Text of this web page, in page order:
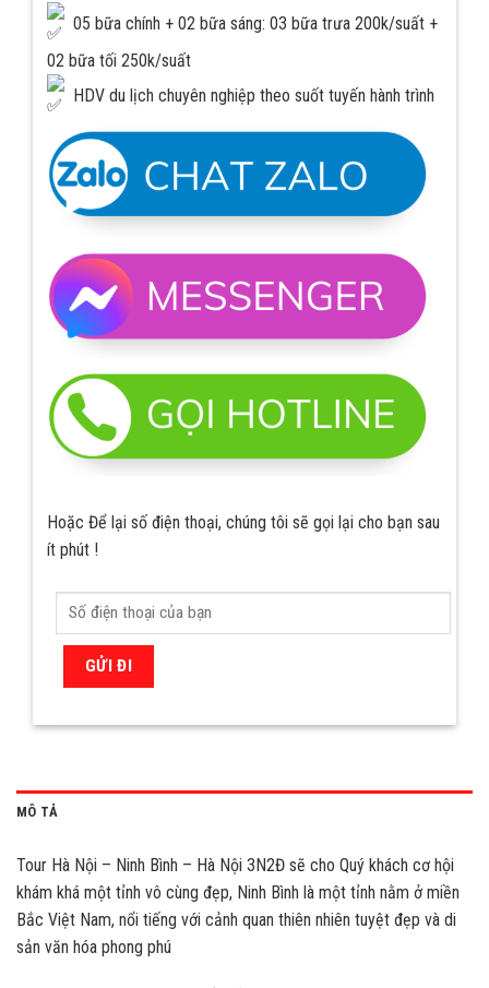
05 bữa chính + 02 bữa sáng: 03 bữa trưa 200k/suất +
02 bữa tối 250k/suất
HDV du lịch chuyên nghiệp theo suốt tuyến hành trình
Hoặc Để lại số điện thoại, chúng tôi sẽ gọi lại cho bạn sau
ít phút !
MÔ TẢ
Tour Hà Nội – Ninh Bình – Hà Nội 3N2Đ sẽ cho Quý khách cơ hội
khám khá một tỉnh vô cùng đẹp, Ninh Bình là một tỉnh nằm ở miền
Bắc Việt Nam, nổi tiếng với cảnh quan thiên nhiên tuyệt đẹp và di
sản văn hóa phong phú